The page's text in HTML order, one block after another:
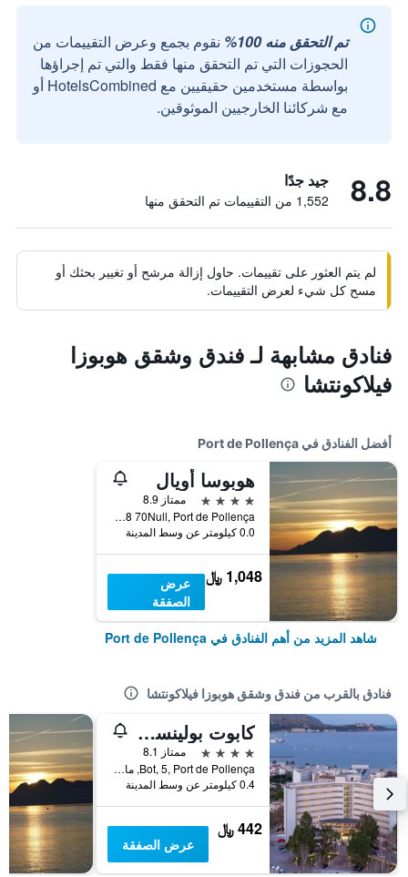
تم التحقق منه 100%
نقوم بجمع وعرض التقييمات من
الحجوزات التي تم التحقق منها فقط والتي تم إجراؤها
بواسطة مستخدمين حقيقيين مع HotelsCombined أو
مع شركائنا الخارجيين الموثوقين.
8.8 جيد جدًا
1,552 من التقييمات تم التحقق منها
لم يتم العثور على تقييمات. حاول إزالة مرشح أو تغيير بحثك أو
مسح كل شيء لعرض التقييمات.
فنادق مشابهة لـ فندق وشقق هوبوزا
فيلاكونتشا
أفضل الفنادق في Port de Pollença
هوبوسا أويال
4 نجوم
ممتاز 8.9
Paseo Londres 68 70Null, Port de Pollença, مالوركا, أسبانيا
0.0 كيلومتر عن وسط المدينة
1,048 ﷼
عرض
الصفقة
شاهد المزيد من أهم الفنادق في Port de Pollença
فنادق بالقرب من فندق وشقق هوبوزا فيلاكونتشا
كابوت بولينسا بارك سبا - فاميلي ريزورت
4 نجوم
ممتاز 8.1
Bot, 5, Port de Pollença, مالوركا, أسبانيا
0.4 كيلومتر عن وسط المدينة
442 ﷼
عرض الصفقة